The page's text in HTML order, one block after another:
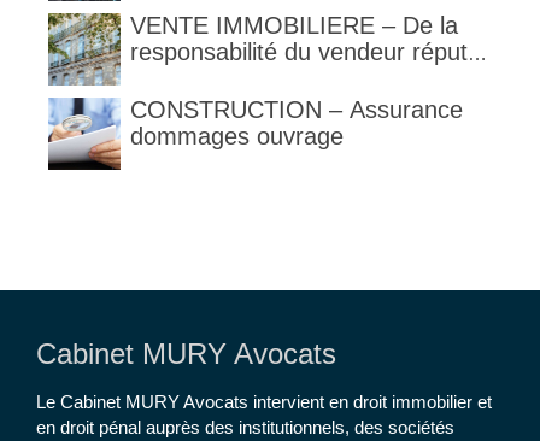
VENTE IMMOBILIERE – De la
responsabilité du vendeur réputé
1792 et suivants du code civil
CONSTRUCTION – Assurance
dommages ouvrage
Cabinet MURY Avocats
Le Cabinet MURY Avocats intervient en droit immobilier et
en droit pénal auprès des institutionnels, des sociétés